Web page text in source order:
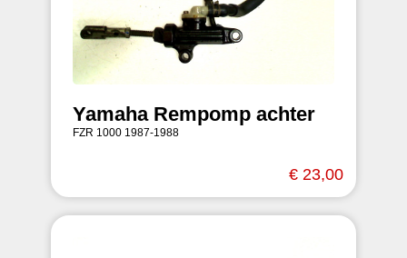
Yamaha Rempomp achter
FZR 1000 1987-1988
€ 23,00